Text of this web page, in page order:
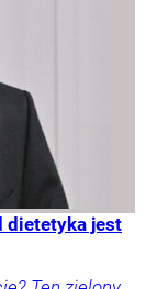
dietetyka jest